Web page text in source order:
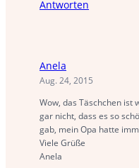
Antworten
Anela
Aug. 24, 2015
Wow, das Täschchen ist
gar nicht, dass es so
gab, mein Opa hatte
Viele Grüße
Anela